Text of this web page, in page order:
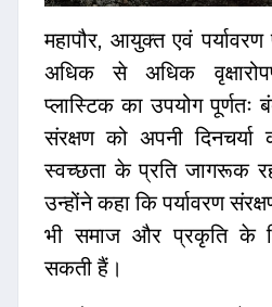
महापौर, आयुक्त एवं
अधिक से अधिक
प्लास्टिक का उपयोग
संरक्षण को अपनी दिनचर्या
स्वच्छता के प्रति जागरूक
उन्होंने कहा कि पर्यावरण
भी समाज और प्रकृति के
सकती हैं।